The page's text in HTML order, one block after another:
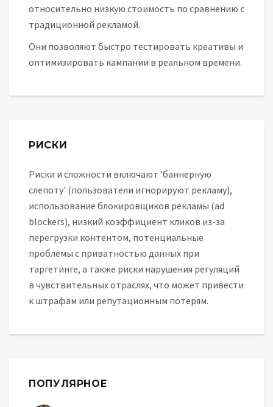
относительно низкую стоимость по сравнению с
традиционной рекламой.
Они позволяют быстро тестировать креативы и
оптимизировать кампании в реальном времени.
РИСКИ
Риски и сложности включают 'баннерную
слепоту' (пользователи игнорируют рекламу),
использование блокировщиков рекламы (ad
blockers), низкий коэффициент кликов из-за
перегрузки контентом, потенциальные
проблемы с приватностью данных при
таргетинге, а также риски нарушения регуляций
в чувствительных отраслях, что может привести
к штрафам или репутационным потерям.
ПОПУЛЯРНОЕ